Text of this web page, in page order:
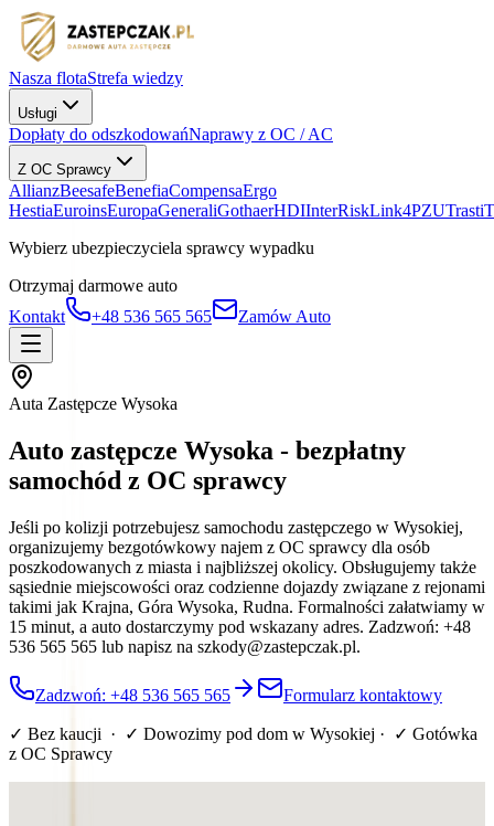
Nasza flotaStrefa wiedzy
Usługi
Dopłaty do odszkodowańNaprawy z OC / AC
Z OC Sprawcy
AllianzBeesafeBenefiaCompensaErgo
HestiaEuroinsEuropaGeneraliGothaerHDIInterRiskLink4PZUTrasti
Wybierz ubezpieczyciela sprawcy wypadku
Otrzymaj darmowe auto
Kontakt
+48 536 565 565 Zamów Auto
Auta Zastępcze Wysoka
Auto zastępcze Wysoka - bezpłatny
samochód z OC sprawcy
Jeśli po kolizji potrzebujesz samochodu zastępczego w Wysokiej,
organizujemy bezgotówkowy najem z OC sprawcy dla osób
poszkodowanych z miasta i najbliższej okolicy. Obsługujemy także
sąsiednie miejscowości oraz codzienne dojazdy związane z rejonami
takimi jak Krajna, Góra Wysoka, Rudna. Formalności załatwiamy w
15 minut, a auto dostarczymy pod wskazany adres. Zadzwoń: +48
536 565 565 lub napisz na szkody@zastepczak.pl.
Zadzwoń: +48 536 565 565 Formularz kontaktowy
✓ Bez kaucji · ✓ Dowozimy pod dom w Wysokiej · ✓ Gotówka
z OC Sprawcy